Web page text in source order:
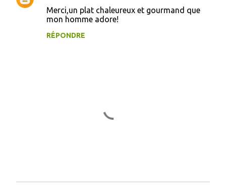
Merci,un plat chaleureux et gourmand que
mon homme adore!
RÉPONDRE